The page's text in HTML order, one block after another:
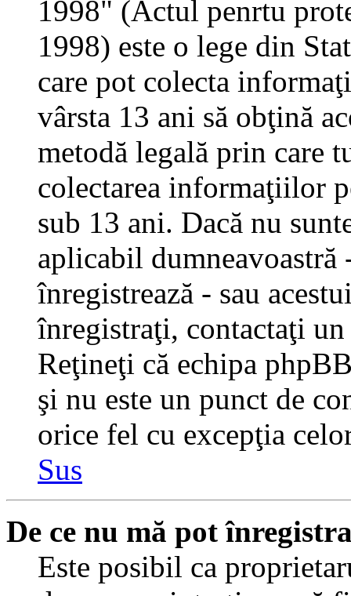
1998" (Actul penrtu
1998) este o lege din
care pot colecta
vârsta 13 ani să obţină
metodă legală prin care
colectarea informaţiilor
sub 13 ani. Dacă nu
aplicabil dumneavoastră
înregistrează - sau
înregistraţi, contactaţi
Reţineţi că echipa
şi nu este un punct de
orice fel cu excepţia
Sus
De ce nu mă pot
Este posibil ca